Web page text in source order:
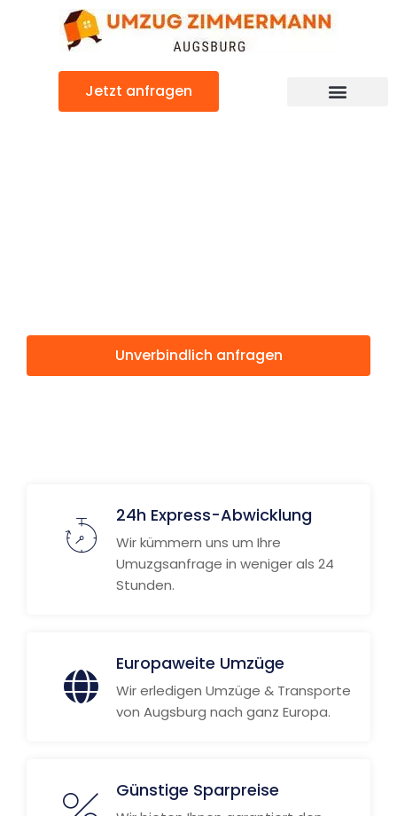
Jetzt anfragen
Unverbindlich anfragen
24h Express-Abwicklung
Wir kümmern uns um Ihre
Umuzgsanfrage in weniger als 24
Stunden.
Europaweite Umzüge
Wir erledigen Umzüge & Transporte
von Augsburg nach ganz Europa.
Günstige Sparpreise